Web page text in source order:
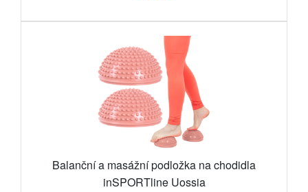
Balanční a masážní podložka na chodidla
inSPORTline Uossia